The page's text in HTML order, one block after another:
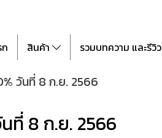
สินค้า รวมบทความ และรีวิว
วันที่ 8 ก.ย. 2566
ที่ 8 ก.ย. 2566